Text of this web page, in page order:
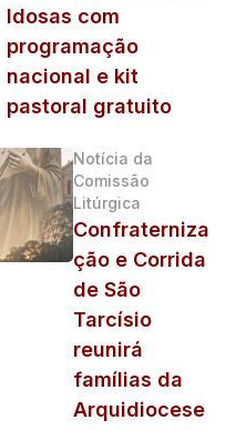
Idosas com
programação
nacional e kit
pastoral gratuito
Notícia da
Comissão
Litúrgica
Confraterniza
ção e Corrida
de São
Tarcísio
reunirá
famílias da
Arquidiocese